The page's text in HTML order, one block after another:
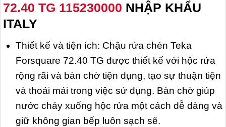
72.40 TG 115230000 NHẬP KHẨU
ITALY
Thiết kế và tiện ích: Chậu rửa chén Teka
Forsquare 72.40 TG được thiết kế với hộc rửa
rộng rãi và bàn chờ tiện dụng, tạo sự thuận tiện
và thoải mái trong việc sử dụng. Bàn chờ giúp
nước chảy xuống hộc rửa một cách dễ dàng và
giữ không gian bếp luôn sạch sẽ.